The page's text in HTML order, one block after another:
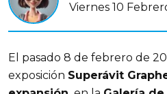
Viernes 10
El pasado 8 de febrero de
exposición Superávit